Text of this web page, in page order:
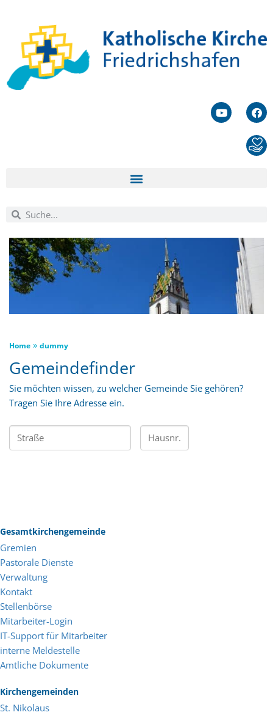
Home » dummy
Gemeindefinder
Sie möchten wissen, zu welcher Gemeinde Sie gehören?
Tragen Sie Ihre Adresse ein.
Gesamtkirchengemeinde
Gremien
Pastorale Dienste
Verwaltung
Kontakt
Stellenbörse
Mitarbeiter-Login
IT-Support für Mitarbeiter
interne Meldestelle
Amtliche Dokumente
Kirchengemeinden
St. Nikolaus